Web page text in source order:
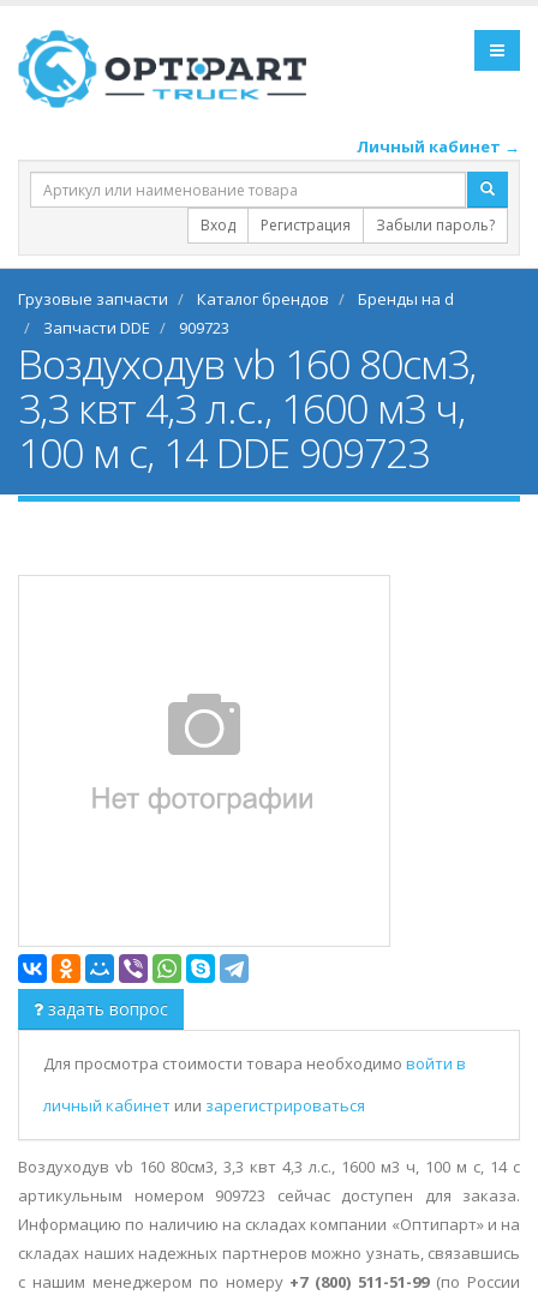
Личный кабинет →
Вход Регистрация Забыли пароль?
Грузовые запчасти Каталог брендов
Бренды на d
Запчасти DDE
909723
Воздуходув vb 160 80см3,
3,3 квт 4,3 л.с., 1600 м3 ч,
100 м с, 14 DDE 909723
задать вопрос
Для просмотра стоимости товара необходимо войти в
личный кабинет или зарегистрироваться
Воздуходув vb 160 80см3, 3,3 квт 4,3 л.с., 1600 м3 ч, 100 м с, 14 с
артикульным номером 909723 сейчас доступен для заказа.
Информацию по наличию на складах компании «Оптипарт» и на
складах наших надежных партнеров можно узнать, связавшись
с нашим менеджером по номеру +7 (800) 511-51-99(по России